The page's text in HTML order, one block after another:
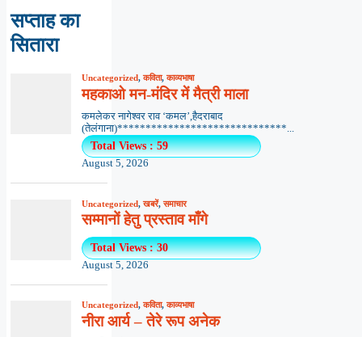
सप्ताह का
सितारा
Uncategorized,कविता,काव्यभाषा
महकाओ मन-मंदिर में मैत्री माला
कमलेकर नागेश्वर राव ‘कमल’,हैदराबाद
(तेलंगाना)******************************...
Total Views : 59
August 5, 2026
Uncategorized,खबरें,समाचार
सम्मानों हेतु प्रस्ताव माँगे
Total Views : 30
August 5, 2026
Uncategorized,कविता,काव्यभाषा
नीरा आर्य – तेरे रूप अनेक